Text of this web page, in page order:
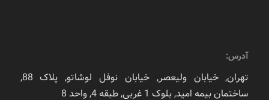
آدرس:
تهران, خیابان ولیعصر, خیابان نوفل لوشاتو, پلاک 88,
ساختمان بیمه امید, بلوک 1 غربی, طبقه 4, واحد 8